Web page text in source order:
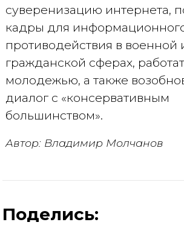
суверенизацию интернета,
кадры для
противодействия в военной
гражданской сферах,
молодежью, а также
диалог с «консервативным
большинством».
Автор: Владимир Молчанов
Поделись: